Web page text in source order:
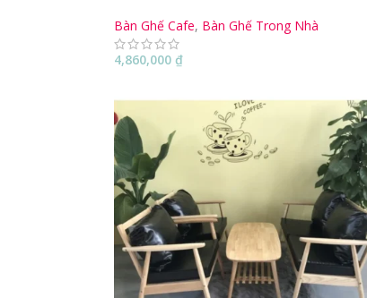
Bàn Ghế Cafe, Bàn Ghế Trong Nhà
4,860,000 ₫